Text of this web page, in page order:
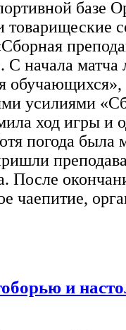
базе
начала матча
усилиями
ход игры и
погода была
После
чаепитие,
и